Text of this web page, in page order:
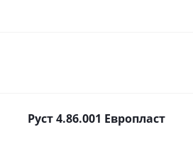
Руст 4.86.001 Европласт